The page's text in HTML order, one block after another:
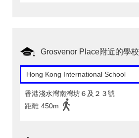
Grosvenor Place附近的學校
Hong Kong International School
香港淺水灣南灣坊６及２３號
距離 450m